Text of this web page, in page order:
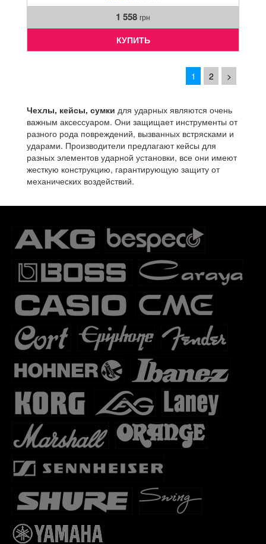
1 558 грн
КУПИТЬ
1 2 >
Чехлы, кейсы, сумки для ударных являются очень
важным аксессуаром. Они защищает инструменты от
разного рода повреждений, вызванных встрясками и
ударами. Производители предлагают кейсы для
разных элементов ударной установки, все они имеют
жесткую конструкцию, гарантирующую защиту от
механических воздействий.